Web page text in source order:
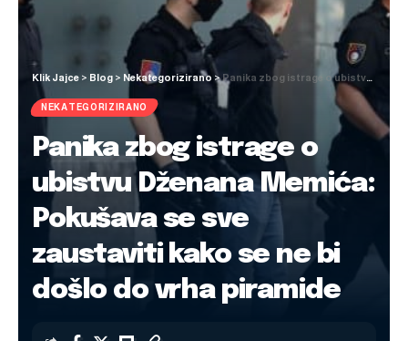
Klik Jajce > Blog > Nekategorizirano >Panika zbog istrage o ubistvu Dženana Memića: Pokušava se sve zaustaviti kako se ne bi došlo do vrha piramide
NEKATEGORIZIRANO
Panika zbog istrage o
ubistvu Dženana Memića:
Pokušava se sve
zaustaviti kako se ne bi
došlo do vrha piramide